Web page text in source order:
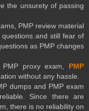
the unsurety of passing
PMP review material
and still fear of
as PMP changes
proxy exam, PMP
without any hassle.
dumps and PMP exam
Since there are
there is no reliability on